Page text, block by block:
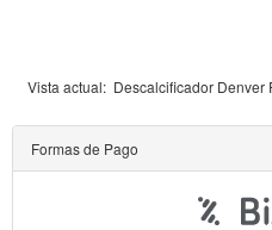
Vista actual: Descalcificador Denver
Formas de Pago